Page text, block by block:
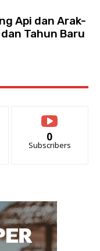
Api dan Arak-
Tahun Baru
0
Subscribers